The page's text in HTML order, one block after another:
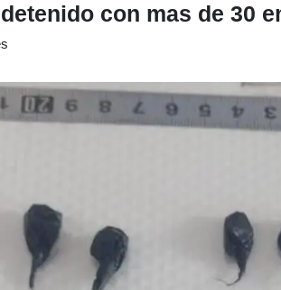
con mas de 30